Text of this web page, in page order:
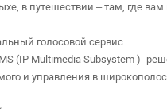
в путешествии – там, где
голосовой сервис
(IP Multimedia Subsystem ) -
и управления в